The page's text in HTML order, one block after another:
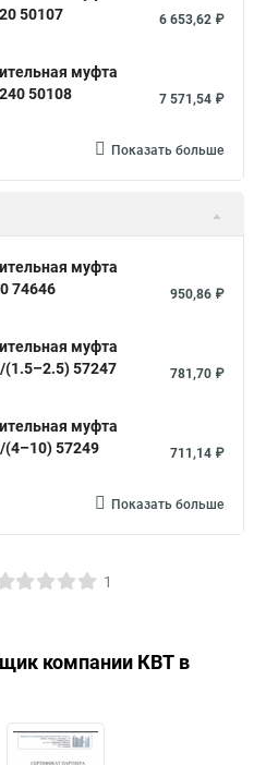
50107
6 653,62 ₽
муфта
50108
7 571,54 ₽
Показать больше
муфта
74646
950,86 ₽
муфта
57247
781,70 ₽
муфта
57249
711,14 ₽
Показать больше
1
компании КВТ в